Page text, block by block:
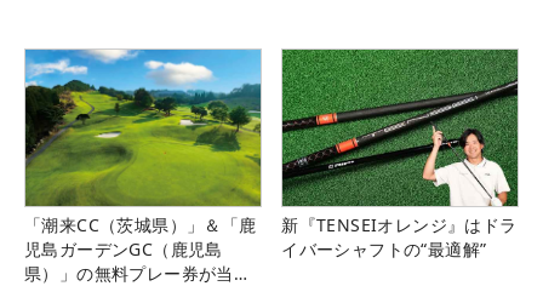
「潮来CC（茨城県）」＆「鹿
児島ガーデンGC（鹿児島
県）」の無料プレー券が当た
新『TENSEIオレンジ』はドラ
イバーシャフトの“最適解”